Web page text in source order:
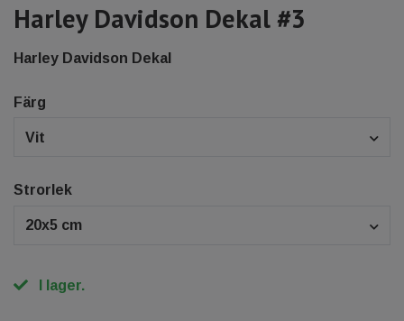
Harley Davidson Dekal #3
Harley Davidson Dekal
Färg
Vit
Strorlek
20x5 cm
I lager.